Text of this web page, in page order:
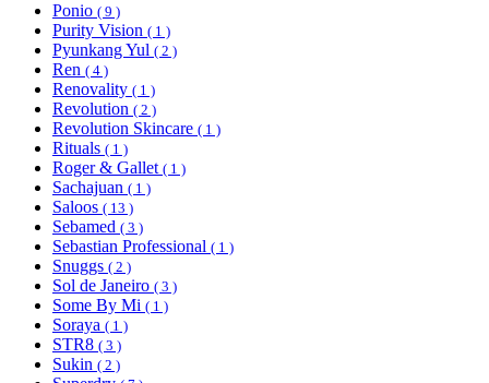
Ponio ( 9 )
Purity Vision ( 1 )
Pyunkang Yul ( 2 )
Ren ( 4 )
Renovality ( 1 )
Revolution ( 2 )
Revolution Skincare ( 1 )
Rituals ( 1 )
Roger & Gallet ( 1 )
Sachajuan ( 1 )
Saloos ( 13 )
Sebamed ( 3 )
Sebastian Professional ( 1 )
Snuggs ( 2 )
Sol de Janeiro ( 3 )
Some By Mi ( 1 )
Soraya ( 1 )
STR8 ( 3 )
Sukin ( 2 )